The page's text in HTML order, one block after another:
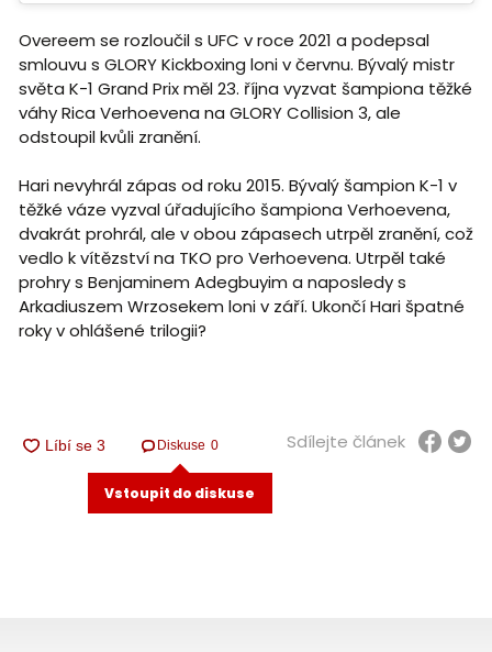
Overeem se rozloučil s UFC v roce 2021 a podepsal
smlouvu s GLORY Kickboxing loni v červnu. Bývalý mistr
světa K-1 Grand Prix měl 23. října vyzvat šampiona těžké
váhy Rica Verhoevena na GLORY Collision 3, ale
odstoupil kvůli zranění.
Hari nevyhrál zápas od roku 2015. Bývalý šampion K-1 v
těžké váze vyzval úřadujícího šampiona Verhoevena,
dvakrát prohrál, ale v obou zápasech utrpěl zranění, což
vedlo k vítězství na TKO pro Verhoevena. Utrpěl také
prohry s Benjaminem Adegbuyim a naposledy s
Arkadiuszem Wrzosekem loni v září. Ukončí Hari špatné
roky v ohlášené trilogii?
Diskuse 0
Vstoupit do diskuse
Sdílejte článek